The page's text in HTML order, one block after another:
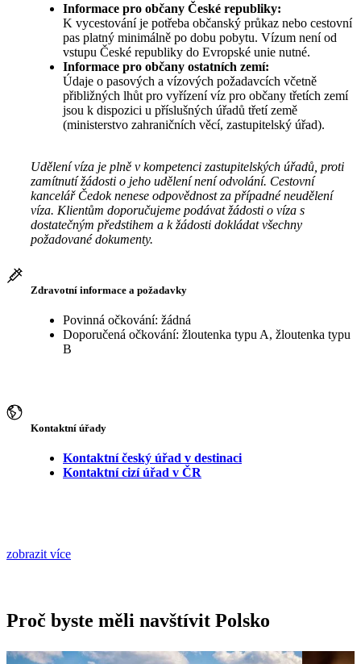
Informace pro občany České republiky:
K vycestování je potřeba občanský průkaz nebo cestovní
pas platný minimálně po dobu pobytu. Vízum není od
vstupu České republiky do Evropské unie nutné.
Informace pro občany ostatních zemí:
Údaje o pasových a vízových požadavcích včetně
přibližných lhůt pro vyřízení víz pro občany třetích zemí
jsou k dispozici u příslušných úřadů třetí země
(ministerstvo zahraničních věcí, zastupitelský úřad).
Udělení víza je plně v kompetenci zastupitelských úřadů, proti
zamítnutí žádosti o jeho udělení není odvolání. Cestovní
kancelář Čedok nenese odpovědnost za případné neudělení
víza. Klientům doporučujeme podávat žádosti o víza s
dostatečným předstihem a k žádosti dokládat všechny
požadované dokumenty.
Zdravotní informace a požadavky
Povinná očkování: žádná
Doporučená očkování: žloutenka typu A, žloutenka typu
B
Kontaktní úřady
Kontaktní český úřad v destinaci
Kontaktní cizí úřad v ČR
zobrazit více
Proč byste měli navštívit Polsko